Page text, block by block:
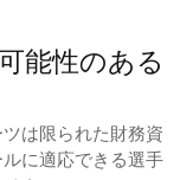
能性のある
は限られた財務資
に適応できる選手